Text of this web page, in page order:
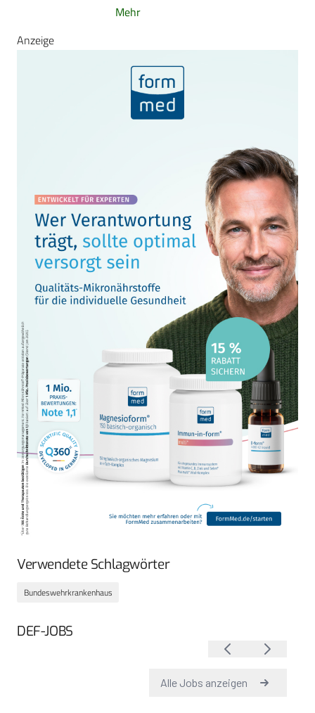
Mehr
Anzeige
Verwendete Schlagwörter
Bundeswehrkrankenhaus
DEF-JOBS